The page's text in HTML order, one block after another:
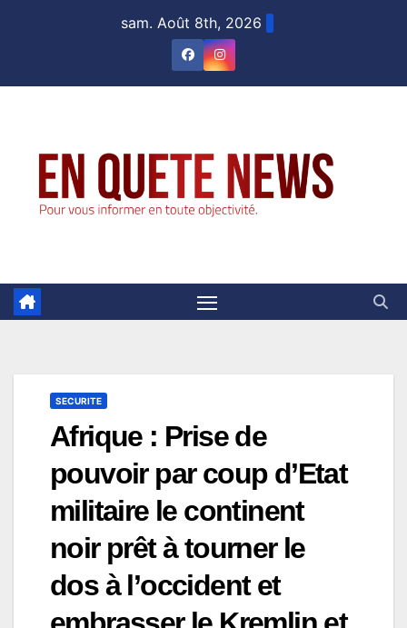
sam. Août 8th, 2026
SECURITE
Afrique : Prise de
pouvoir par coup d’Etat
militaire le continent
noir prêt à tourner le
dos à l’occident et